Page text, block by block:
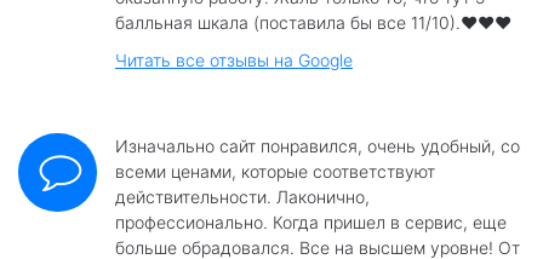
балльная шкала (поставила бы все 11/10).❤️❤️❤️
Читать все отзывы на Google
Изначально сайт понравился, очень удобный, со
всеми ценами, которые соответствуют
действительности. Лаконично,
профессионально. Когда пришел в сервис, еще
больше обрадовался. Все на высшем уровне! От